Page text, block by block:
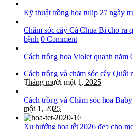
Kỹ thuật trồng hoa tulip 27 ngày
Chăm sóc cây Cà Chua Bi cho ra
bệnh 0 Comment
Cách trồng hoa Violet quanh năm
Cách trồng và chăm sóc cây Quất
Tháng mười một 1, 2025
Cách trồng và Chăm sóc hoa
một 1, 2025
Xu hướng hoa tết 2026 đẹp cho